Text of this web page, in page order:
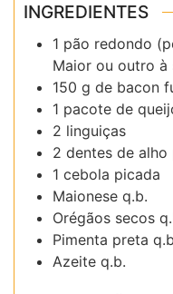
INGREDIENTES
1 pão redondo
Maior ou outro à
150 g de bacon
1 pacote de
2 linguiças
2 dentes de alho
1 cebola picada
Maionese q.b.
Orégãos secos
Pimenta preta
Azeite q.b.